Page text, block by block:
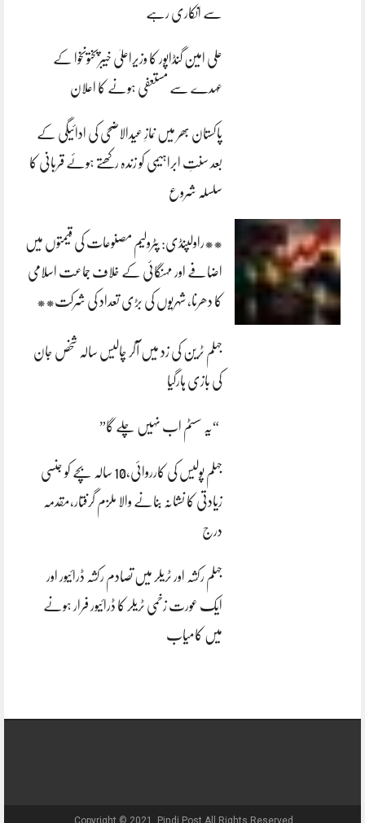
سے انکاری رہے
علی امین گنڈاپور کا وزیراعلیٰ خیبرپختونخوا کے
عہدے سے مستعفی ہونے کا اعلان
پاکستان بھر میں نمازِ عیدالاضحی کی ادائیگی کے
بعد سنتِ ابراہیمی کو زندہ رکھتے ہوئے قربانی کا
سلسلہ شروع
**راولپنڈی: پٹرولیم مصنوعات کی قیمتوں میں
اضافے اور مہنگائی کے خلاف جماعت اسلامی
کا دھرنا، شہریوں کی بڑی تعداد کی شرکت**
جہلم ٹرین کی زد میں آکر چالیس سالہ شخص جان
کی بازی ہارگیا
“یہ سسٹم اب نہیں چلے گا”
جہلم پولیس کی کارروائی،10 سالہ بچے کو جنسی
زیادتی کا نشانہ بنانے والا ملزم گرفتار،مقدمہ
درج
جہلم رکشہ اور ٹریلر میں تصادم رکشہ ڈرائیور اور
ایک عورت زخمی ٹریلر کا ڈرائیور فرار ہونے
میں کامیاب
Copyright © 2021, Pindi Post All Rights Reserved.